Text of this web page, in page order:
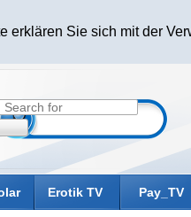
erklären Sie sich mit der
Erotik TV Pay_TV